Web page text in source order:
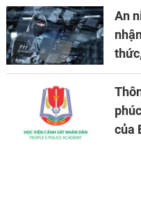
An
của